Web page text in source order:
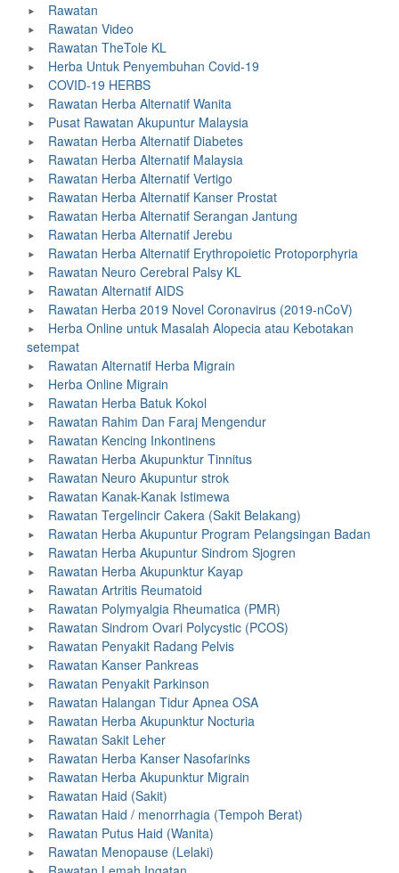
Rawatan
Rawatan Video
Rawatan TheTole KL
Herba Untuk Penyembuhan Covid-19
COVID-19 HERBS
Rawatan Herba Alternatif Wanita
Pusat Rawatan Akupuntur Malaysia
Rawatan Herba Alternatif Diabetes
Rawatan Herba Alternatif Malaysia
Rawatan Herba Alternatif Vertigo
Rawatan Herba Alternatif Kanser Prostat
Rawatan Herba Alternatif Serangan Jantung
Rawatan Herba Alternatif Jerebu
Rawatan Herba Alternatif Erythropoietic Protoporphyria
Rawatan Neuro Cerebral Palsy KL
Rawatan Alternatif AIDS
Rawatan Herba 2019 Novel Coronavirus (2019-nCoV)
Herba Online untuk Masalah Alopecia atau Kebotakan
setempat
Rawatan Alternatif Herba Migrain
Herba Online Migrain
Rawatan Herba Batuk Kokol
Rawatan Rahim Dan Faraj Mengendur
Rawatan Kencing Inkontinens
Rawatan Herba Akupunktur Tinnitus
Rawatan Neuro Akupuntur strok
Rawatan Kanak-Kanak Istimewa
Rawatan Tergelincir Cakera (Sakit Belakang)
Rawatan Herba Akupuntur Program Pelangsingan Badan
Rawatan Herba Akupuntur Sindrom Sjogren
Rawatan Herba Akupunktur Kayap
Rawatan Artritis Reumatoid
Rawatan Polymyalgia Rheumatica (PMR)
Rawatan Sindrom Ovari Polycystic (PCOS)
Rawatan Penyakit Radang Pelvis
Rawatan Kanser Pankreas
Rawatan Penyakit Parkinson
Rawatan Halangan Tidur Apnea OSA
Rawatan Herba Akupunktur Nocturia
Rawatan Sakit Leher
Rawatan Herba Kanser Nasofarinks
Rawatan Herba Akupunktur Migrain
Rawatan Haid (Sakit)
Rawatan Haid / menorrhagia (Tempoh Berat)
Rawatan Putus Haid (Wanita)
Rawatan Menopause (Lelaki)